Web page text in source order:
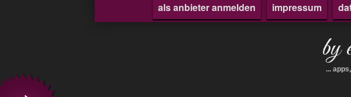
als anbieter anmelden impressum
by
...